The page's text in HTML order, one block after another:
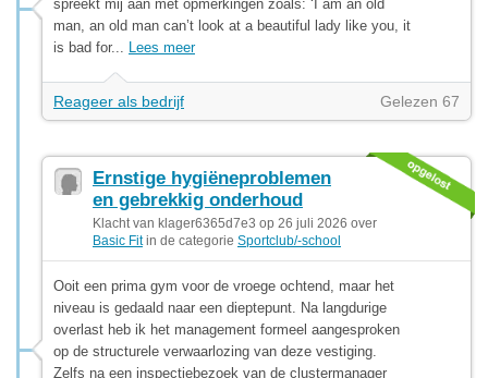
spreekt mij aan met opmerkingen zoals: ‘I am an old
man, an old man can’t look at a beautiful lady like you, it
is bad for... Lees meer
Reageer als bedrijf Gelezen 67
Ernstige hygiëneproblemen
en gebrekkig onderhoud
Klacht van klager6365d7e3 op 26 juli 2026 over
Basic Fitin de categorie Sportclub/-school
Ooit een prima gym voor de vroege ochtend, maar het
niveau is gedaald naar een dieptepunt. Na langdurige
overlast heb ik het management formeel aangesproken
op de structurele verwaarlozing van deze vestiging.
Zelfs na een inspectiebezoek van de clustermanager